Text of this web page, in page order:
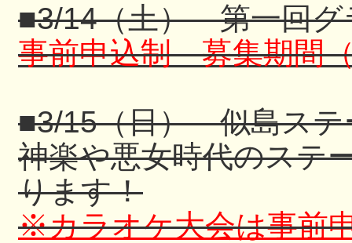
■3/14（土） 第一回グ
事前申込制 募集期間
■3/15（日） 似島ステ
神楽や悪女時代のステ
ります！
※カラオケ大会は事前